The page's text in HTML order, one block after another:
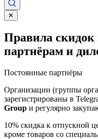
✕
Правила
партнёрам и
Постоянные партнёры
Организации (группы
зарегистрированы в
Group и регулярно
10% скидка к отпускной
кроме товаров со